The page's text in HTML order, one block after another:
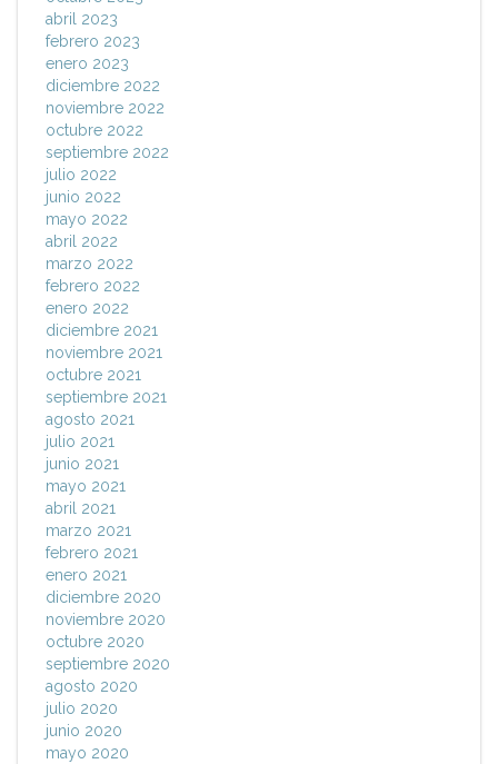
abril 2023
febrero 2023
enero 2023
diciembre 2022
noviembre 2022
octubre 2022
septiembre 2022
julio 2022
junio 2022
mayo 2022
abril 2022
marzo 2022
febrero 2022
enero 2022
diciembre 2021
noviembre 2021
octubre 2021
septiembre 2021
agosto 2021
julio 2021
junio 2021
mayo 2021
abril 2021
marzo 2021
febrero 2021
enero 2021
diciembre 2020
noviembre 2020
octubre 2020
septiembre 2020
agosto 2020
julio 2020
junio 2020
mayo 2020